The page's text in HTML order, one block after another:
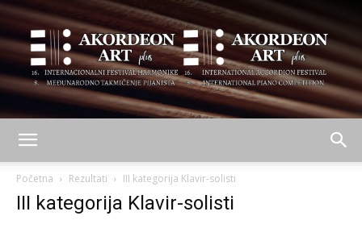
Početna Rezultati III kategorija Klavir-solisti
III kategorija Klavir-solisti